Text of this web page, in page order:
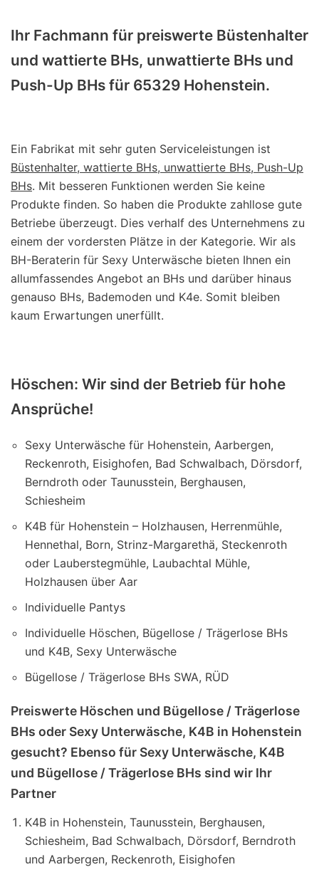
Ihr Fachmann für preiswerte Büstenhalter
und wattierte BHs, unwattierte BHs und
Push-Up BHs für 65329 Hohenstein.
Ein Fabrikat mit sehr guten Serviceleistungen ist
Büstenhalter, wattierte BHs, unwattierte BHs, Push-Up
BHs. Mit besseren Funktionen werden Sie keine
Produkte finden. So haben die Produkte zahllose gute
Betriebe überzeugt. Dies verhalf des Unternehmens zu
einem der vordersten Plätze in der Kategorie. Wir als
BH-Beraterin für Sexy Unterwäsche bieten Ihnen ein
allumfassendes Angebot an BHs und darüber hinaus
genauso BHs, Bademoden und K4e. Somit bleiben
kaum Erwartungen unerfüllt.
Höschen: Wir sind der Betrieb für hohe
Ansprüche!
Sexy Unterwäsche für Hohenstein, Aarbergen,
Reckenroth, Eisighofen, Bad Schwalbach, Dörsdorf,
Berndroth oder Taunusstein, Berghausen,
Schiesheim
K4B für Hohenstein – Holzhausen, Herrenmühle,
Hennethal, Born, Strinz-Margarethä, Steckenroth
oder Lauberstegmühle, Laubachtal Mühle,
Holzhausen über Aar
Individuelle Pantys
Individuelle Höschen, Bügellose / Trägerlose BHs
und K4B, Sexy Unterwäsche
Bügellose / Trägerlose BHs SWA, RÜD
Preiswerte Höschen und Bügellose / Trägerlose
BHs oder Sexy Unterwäsche, K4B in Hohenstein
gesucht? Ebenso für Sexy Unterwäsche, K4B
und Bügellose / Trägerlose BHs sind wir Ihr
Partner
K4B in Hohenstein, Taunusstein, Berghausen,
Schiesheim, Bad Schwalbach, Dörsdorf, Berndroth
und Aarbergen, Reckenroth, Eisighofen